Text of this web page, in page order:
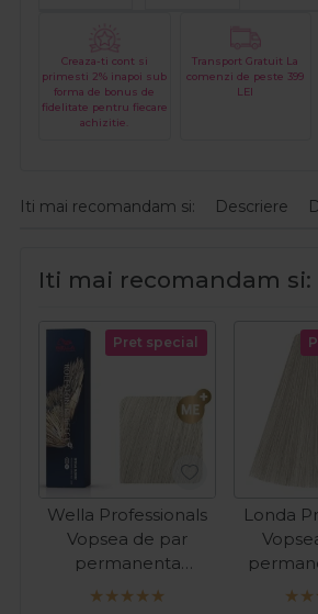
Creaza-ti cont si
primesti 2% inapoi sub
forma de bonus de
fidelitate pentru fiecare
achizitie.
Transport Gratuit La
comenzi de peste 399
LEI
Iti mai recomandam si: Descriere
Iti mai recomandam si:
Pret special
Wella Professionals
Vopsea de par
permanenta
Koleston Perfect
Londa
blond